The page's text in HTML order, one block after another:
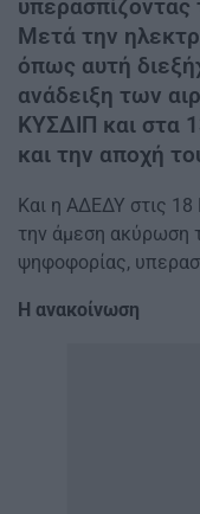
Μετά την
όπως αυτή
ανάδειξη των
ΚΥΣΔΙΠ και στα
και την αποχή
Και η ΑΔΕΔΥ στις
την άμεση ακύρωση
ψηφοφορίας,
Η ανακοίνωση